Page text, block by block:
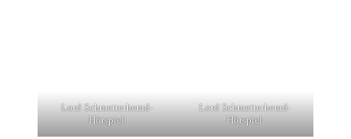
Lord Schmetterhemd-
Hörspiel
Lord Schmetterhemd-
Hörspiel